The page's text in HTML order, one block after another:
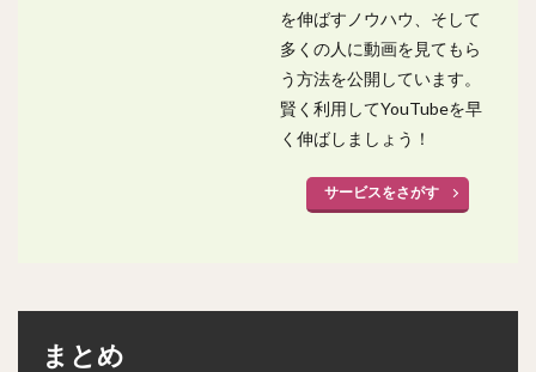
を伸ばすノウハウ、そして
多くの人に動画を見てもら
う方法を公開しています。
賢く利用してYouTubeを早
く伸ばしましょう！
サービスをさがす
まとめ